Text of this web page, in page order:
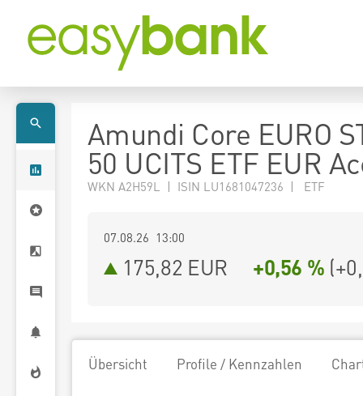
Amundi Core EURO
50 UCITS ETF EUR
WKN A2H59L | ISIN LU1681047236 | ETF
07.08.26 13:00
175,82 EUR +0,56 % (
Übersicht Profile / Kennzahlen